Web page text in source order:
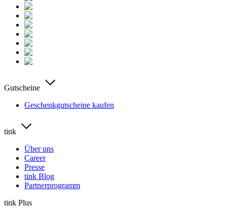
Gutscheine
Geschenkgutscheine kaufen
tink
Über uns
Career
Presse
tink Blog
Partnerprogramm
tink Plus